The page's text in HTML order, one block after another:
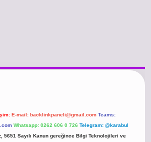
E-mail: backlinkpaneli@gmail.com Teams:
Whatsapp: 0262 606 0 726 Telegram: @karabul
5651 Sayılı Kanun gereğince Bilgi Teknolojileri ve